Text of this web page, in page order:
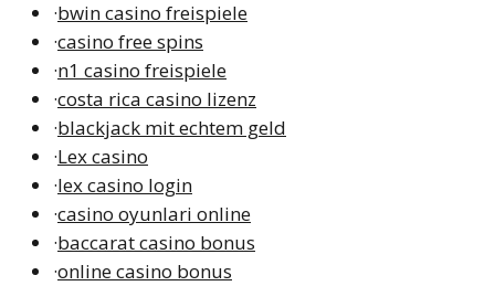
·bwin casino freispiele
·casino free spins
·n1 casino freispiele
·costa rica casino lizenz
·blackjack mit echtem geld
·Lex casino
·lex casino login
·casino oyunlari online
·baccarat casino bonus
·online casino bonus